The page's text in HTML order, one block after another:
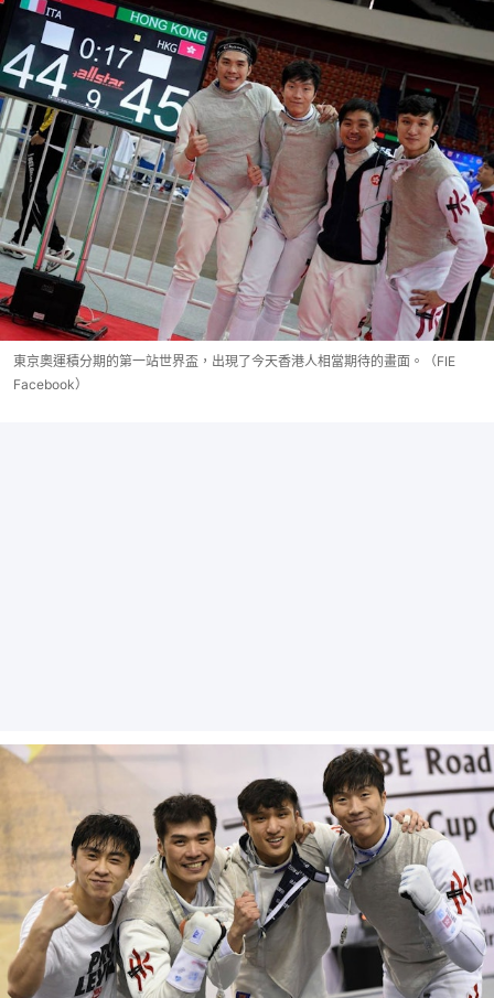
東京奧運積分期的第一站世界盃，出現了今天香港人相當期待的畫面。（FIE
Facebook）